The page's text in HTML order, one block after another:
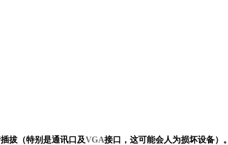
拔（特别是通讯口及VGA接口，这可能会人为损坏设备）。